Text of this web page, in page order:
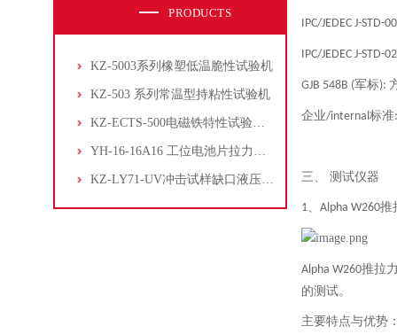
PRODUCTS
KZ-5003系列橡塑低温脆性试验机
KZ-503 系列常温型持粘性试验机
KZ-ECTS-500电磁铁特性试验系统
YH-16-16A16 工位电池片拉力试验机
KZ-LY71-UV冲击试样缺口液压拉床
IPC/JEDEC J-STD-
IPC/JEDEC J-STD-
GJB 548B (军标):
企业/internal标准
三、 测试仪器
1、 Alpha W260推
Alpha W260推拉
的测试。
主要特点与优势